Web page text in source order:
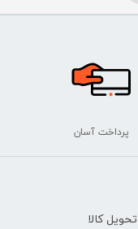
پرداخت آسان
کالا